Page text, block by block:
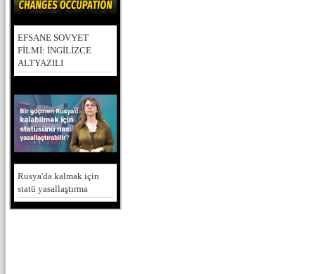
EFSANE SOVYET
FİLMİ: İNGİLİZCE
ALTYAZILI
Rusya'da kalmak için
statü yasallaştırma